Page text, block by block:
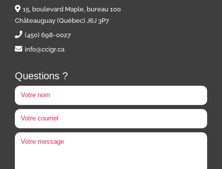
15, boulevard Maple, bureau 100
Châteauguay (Québec) J6J 3P7
(450) 698-0027
info@ccigr.ca
Questions ?